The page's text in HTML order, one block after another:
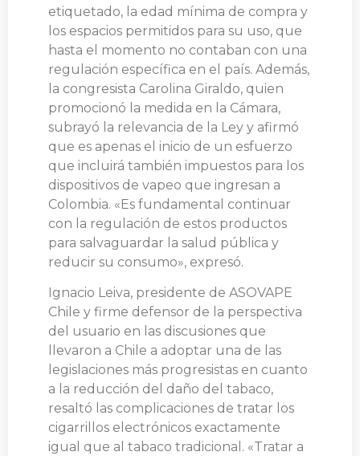
etiquetado, la edad mínima de compra y
los espacios permitidos para su uso, que
hasta el momento no contaban con una
regulación específica en el país. Además,
la congresista Carolina Giraldo, quien
promocionó la medida en la Cámara,
subrayó la relevancia de la Ley y afirmó
que es apenas el inicio de un esfuerzo
que incluirá también impuestos para los
dispositivos de vapeo que ingresan a
Colombia. «Es fundamental continuar
con la regulación de estos productos
para salvaguardar la salud pública y
reducir su consumo», expresó.
Ignacio Leiva, presidente de ASOVAPE
Chile y firme defensor de la perspectiva
del usuario en las discusiones que
llevaron a Chile a adoptar una de las
legislaciones más progresistas en cuanto
a la reducción del daño del tabaco,
resaltó las complicaciones de tratar los
cigarrillos electrónicos exactamente
igual que al tabaco tradicional. «Tratar a